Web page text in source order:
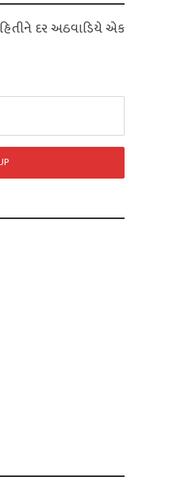
દર અઠવાડિયે એક